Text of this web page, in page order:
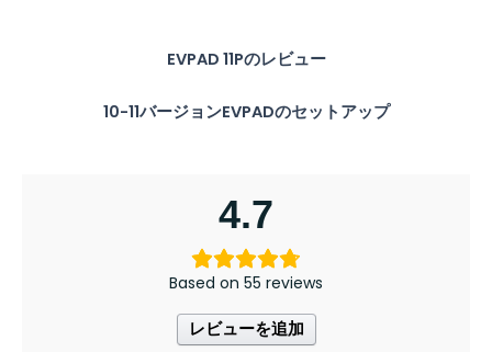
EVPAD 11Pのレビュー
10-11バージョンEVPADのセットアップ
4.7
Based on 55 reviews
レビューを追加